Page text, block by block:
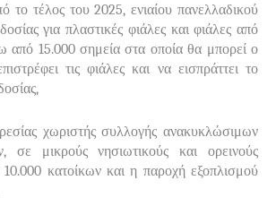
τέλος του 2025, ενιαίου πανελλαδικού
για πλαστικές φιάλες και φιάλες από
από 15.000 σημεία στα οποία θα μπορεί ο
τις φιάλες και να εισπράττει το
χωριστής συλλογής ανακυκλώσιμων
σε μικρούς νησιωτικούς και ορεινούς
κατοίκων και η παροχή εξοπλισμού